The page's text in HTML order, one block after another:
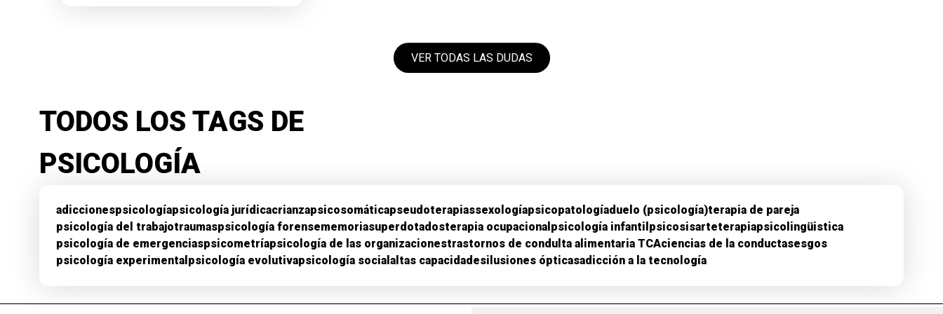
VER TODAS LAS DUDAS
TODOS LOS TAGS DE
PSICOLOGÍA
adiccionespsicologíapsicología jurídicacrianzapsicosomáticapseudoterapiassexologíapsicopatologíaduelo (psicología)terapia de pareja
psicología del trabajotraumaspsicología forensememoriasuperdotadosterapia ocupacional psicología infantil psicosisarteterapiapsicolingüistica
psicología de emergenciaspsicometríapsicología de las organizacionestrastornos de condulta alimentaria TCAciencias de la conductasesgos
psicología experimental psicología evolutivapsicología social altas capacidadesilusiones ópticasadicción a la tecnología